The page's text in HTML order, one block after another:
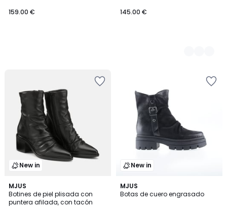
159.00 €
145.00 €
New in
MJUS
Botines de piel plisada con
puntera afilada, con tacón
New in
MJUS
Botas de cuero engrasado